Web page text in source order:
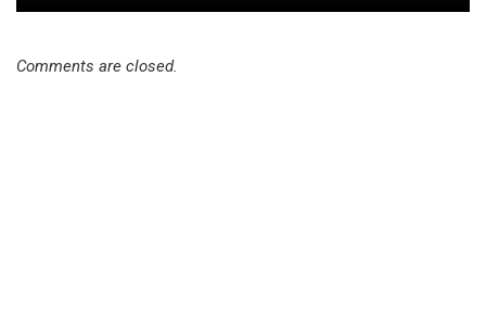
Comments are closed.